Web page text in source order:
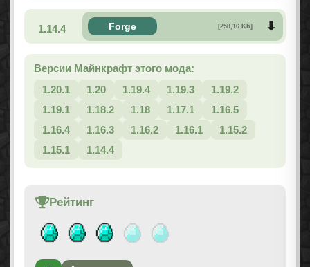
1.14.4 Forge [258,16 Kb]
Версии Майнкрафт этого мода:
1.20.1
1.20 1.19.4 1.19.3
1.19.2
1.19.1
1.18.2 1.18 1.17.1
1.16.5
1.16.4
1.16.3 1.16.2 1.16.1
1.15.2
1.15.1
1.14.4
Рейтинг